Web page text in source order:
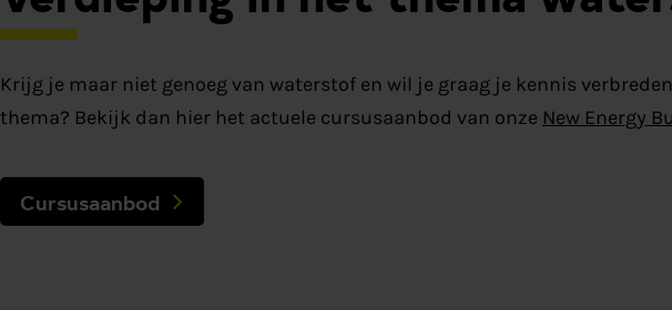
Krijg je maar niet genoeg van waterstof en wil je graag je kennis
thema? Bekijk dan hier het actuele cursusaanbod van onze New Energy
Cursusaanbod